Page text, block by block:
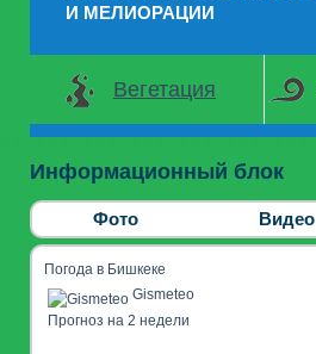
И МЕЛИОРАЦИИ
Вегетация
Информационный блок
Фото Видео
Погода в Бишкеке
Gismeteo
Прогноз на 2 недели